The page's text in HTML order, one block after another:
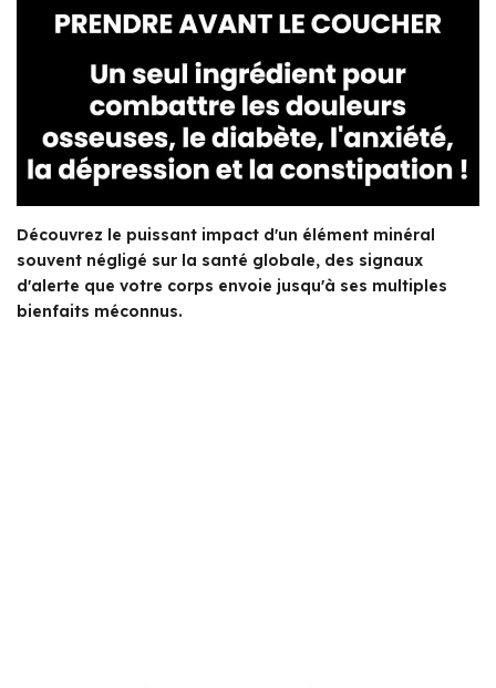
Découvrez le puissant impact d'un élément minéral
souvent négligé sur la santé globale, des signaux
d'alerte que votre corps envoie jusqu'à ses multiples
bienfaits méconnus.